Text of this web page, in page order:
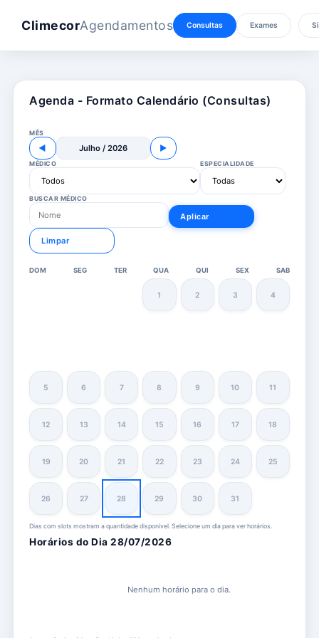
ClimecorAgendamentos Consultas Exames
Agenda - Formato Calendário (Consultas)
MÊS
◀ Julho / 2026 ▶
MÉDICO ESPECIALIDADE
BUSCAR MÉDICO
Aplicar
Limpar
DOM SEG TER QUA QUI SEX SAB
1 2 3 4
5 6 7 8 9 10 11
12 13 14 15 16 17 18
19 20 21 22 23 24 25
26 27 28 29 30 31
Dias com slots mostram a quantidade disponível. Selecione um dia para ver horários.
Horários do Dia 28/07/2026
Nenhum horário para o dia.